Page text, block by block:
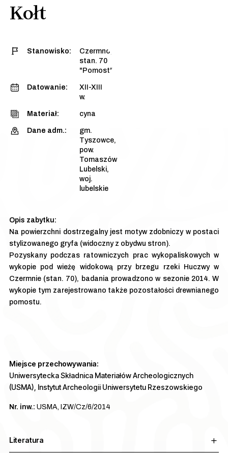
Kołt
Stanowisko:
Czermno,
stan. 70
"Pomost"
Datowanie:
XII-XIII
w.
Materiał: cyna
Dane adm.:
gm.
Tyszowce,
pow.
Tomaszów
Lubelski,
woj.
lubelskie
Na powierzchni dostrzegalny jest motyw zdobniczy w postaci
stylizowanego gryfa (widoczny z obydwu stron).
Pozyskany podczas ratowniczych prac wykopaliskowych w
wykopie pod wieżę widokową przy brzegu rzeki Huczwy w
Czermnie (stan. 70), badania prowadzono w sezonie 2014. W
wykopie tym zarejestrowano także pozostałości drewnianego
pomostu.
Miejsce przechowywania:
Uniwersytecka Składnica Materiałów Archeologicznych
(USMA), Instytut Archeologii Uniwersytetu Rzeszowskiego
Nr. inw.: USMA, IZW/Cz/6/2014
Literatura